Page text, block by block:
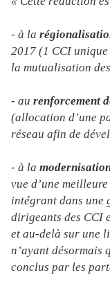
- à la
2017 (1 CCI
la mutualisation
- au renforcement
(allocation d’une
réseau afin de
- à la
vue d’une
intégrant dans une
dirigeants des CCI
et au-delà sur une
n’ayant désormais
conclus par les